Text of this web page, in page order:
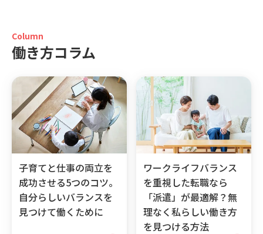
Column
働き方コラム
子育てと仕事の両立を
成功させる5つのコツ。
自分らしいバランスを
見つけて働くために
ワークライフバランス
を重視した転職なら
「派遣」が最適解？無
理なく私らしい働き方
を見つける方法